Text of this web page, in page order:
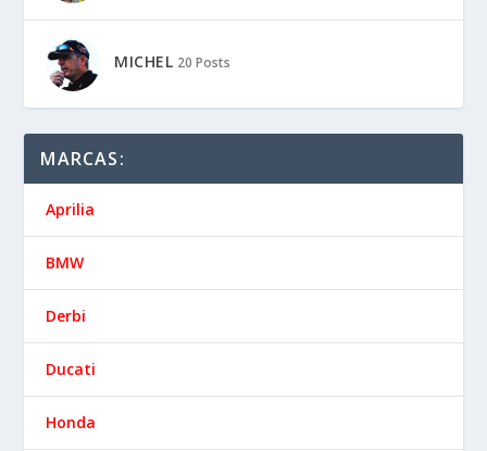
MICHEL 20 Posts
MARCAS:
Aprilia
BMW
Derbi
Ducati
Honda